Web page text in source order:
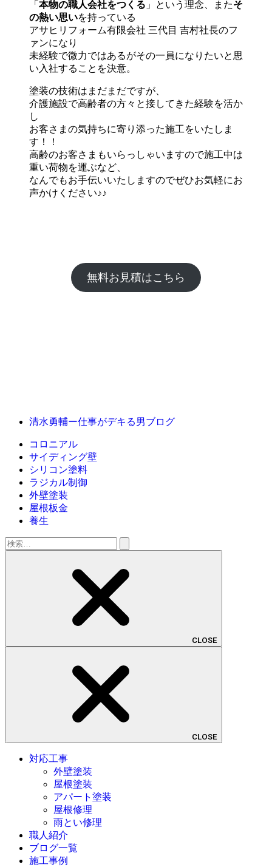
「 本物の職人会社をつくる 」という理念、またそ
の熱い思いを持っている
アサヒリフォーム有限会社 三代目 吉村社長のフ
ァンになり
未経験で微力ではあるがその一員になりたいと思
い入社することを決意。
塗装の技術はまだまだですが、
介護施設で高齢者の方々と接してきた経験を活か
し
お客さまの気持ちに寄り添った施工をいたしま
す！！
高齢のお客さまもいらっしゃいますので施工中は
重い荷物を運ぶなど、
なんでもお手伝いいたしますのでぜひお気軽にお
声かけください♪♪
無料お見積はこちら
清水勇輔ー仕事がデキる男ブログ
コロニアル
サイディング壁
シリコン塗料
ラジカル制御
外壁塗装
屋根板金
養生
検
索:
CLOSE
CLOSE
対応工事
外壁塗装
屋根塗装
アパート塗装
屋根修理
雨とい修理
職人紹介
ブログ一覧
施工事例